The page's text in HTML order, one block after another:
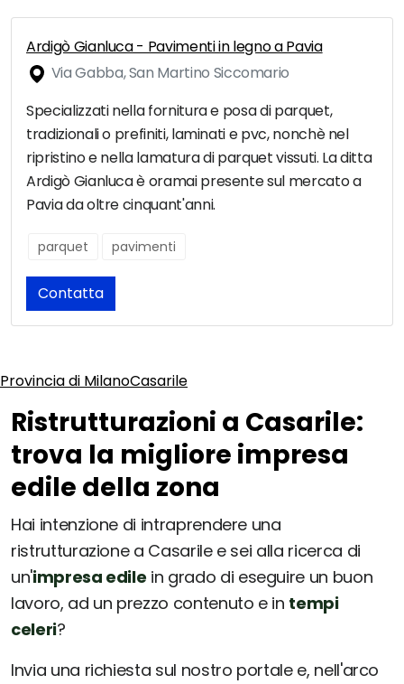
Ardigò Gianluca - Pavimenti in legno a Pavia
Via Gabba, San Martino Siccomario
Specializzati nella fornitura e posa di parquet,
tradizionali o prefiniti, laminati e pvc, nonchè nel
ripristino e nella lamatura di parquet vissuti. La ditta
Ardigò Gianluca è oramai presente sul mercato a
Pavia da oltre cinquant'anni.
parquet pavimenti
Contatta
Provincia di MilanoCasarile
Ristrutturazioni a Casarile:
trova la migliore impresa
edile della zona
Hai intenzione di intraprendere una
ristrutturazione a Casarile e sei alla ricerca di
un'impresa edile in grado di eseguire un buon
lavoro, ad un prezzo contenuto e in tempi
celeri?
Invia una richiesta sul nostro portale e, nell'arco